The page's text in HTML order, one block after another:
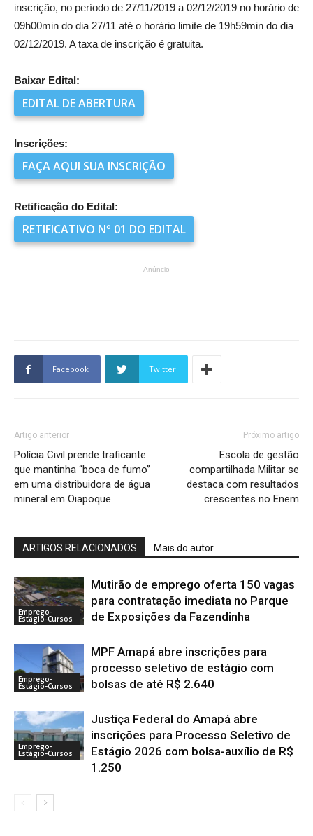
inscrição, no período de 27/11/2019 a 02/12/2019 no horário de
09h00min do dia 27/11 até o horário limite de 19h59min do dia
02/12/2019. A taxa de inscrição é gratuita.
Baixar Edital:
EDITAL DE ABERTURA
Inscrições:
FAÇA AQUI SUA INSCRIÇÃO
Retificação do Edital:
RETIFICATIVO Nº 01 DO EDITAL
Anúncio
Facebook Twitter
Artigo anterior
Polícia Civil prende traficante
que mantinha “boca de fumo”
em uma distribuidora de água
mineral em Oiapoque
Próximo artigo
Escola de gestão
compartilhada Militar se
destaca com resultados
crescentes no Enem
ARTIGOS RELACIONADOS Mais do autor
Emprego-
Estágio-Cursos
Mutirão de emprego oferta 150 vagas
para contratação imediata no Parque
de Exposições da Fazendinha
Emprego-
Estágio-Cursos
MPF Amapá abre inscrições para
processo seletivo de estágio com
bolsas de até R$ 2.640
Emprego-
Estágio-Cursos
Justiça Federal do Amapá abre
inscrições para Processo Seletivo de
Estágio 2026 com bolsa-auxílio de R$
1.250